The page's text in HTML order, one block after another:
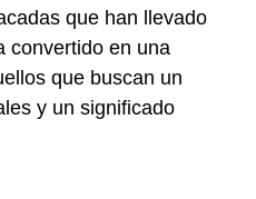
que han llevado
convertido en una
que buscan un
y un significado